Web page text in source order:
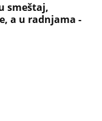
smeštaj,
a u radnjama -